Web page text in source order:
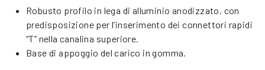
Robusto profilo in lega di alluminio anodizzato, con
predisposizione per l’inserimento dei connettori rapidi
“T” nella canalina superiore.
Base di appoggio del carico in gomma.